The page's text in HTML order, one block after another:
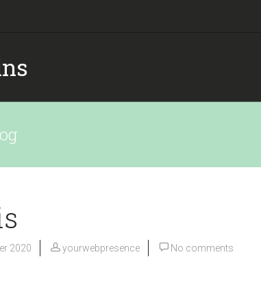
2020 yourwebpresence No comments